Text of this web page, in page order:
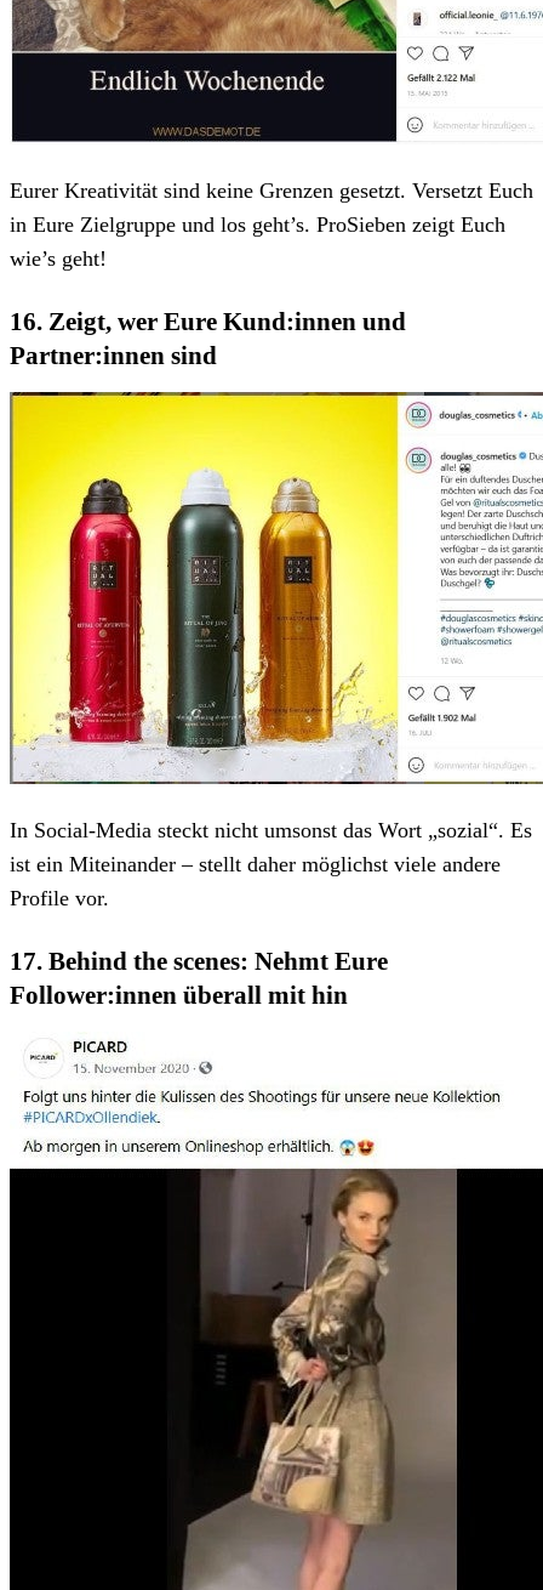
Eurer Kreativität sind keine Grenzen gesetzt. Versetzt Euch
in Eure Zielgruppe und los geht’s. ProSieben zeigt Euch
wie’s geht!
16. Zeigt, wer Eure Kund:innen und
Partner:innen sind
In Social-Media steckt nicht umsonst das Wort „sozial“. Es
ist ein Miteinander – stellt daher möglichst viele andere
Profile vor.
17. Behind the scenes: Nehmt Eure
Follower:innen überall mit hin